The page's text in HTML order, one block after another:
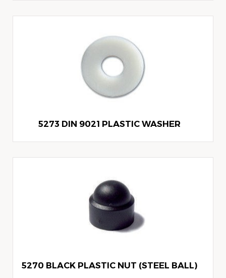
5273 DIN 9021 PLASTIC WASHER
5270 BLACK PLASTIC NUT (STEEL BALL)